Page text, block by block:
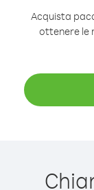
Acquista
ottenere le